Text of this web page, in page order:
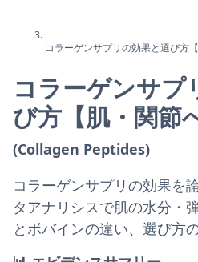
コラーゲンサプリの効果と選び方
コラーゲンサプ
び方【肌・関節
(Collagen Peptides)
コラーゲンサプリの効果を
タアナリシスで肌の水分・
とボバインの違い、選び方